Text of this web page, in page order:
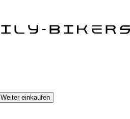
Weiter einkaufen